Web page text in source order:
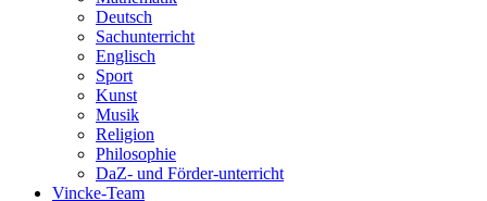
Deutsch
Sachunterricht
Englisch
Sport
Kunst
Musik
Religion
Philosophie
DaZ- und Förder-unterricht
Vincke-Team